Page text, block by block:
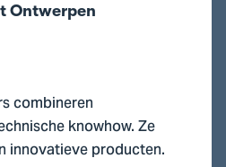
Ontwerpen
combineren
knowhow. Ze
innovatieve producten.